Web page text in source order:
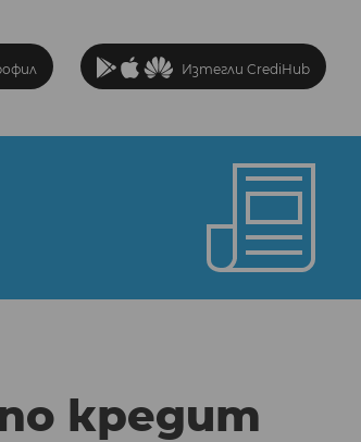
Изтегли CrediHub
кредит